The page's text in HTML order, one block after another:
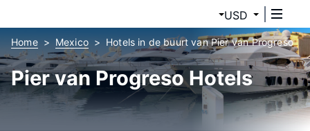
USD
Home Mexico Hotels in de buurt van Pier van Progreso
Pier van Progreso Hotels